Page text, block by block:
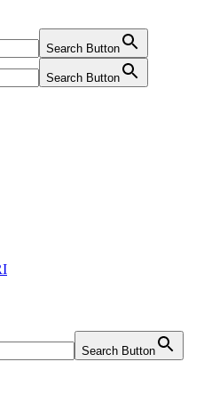
Search Button
Search Button
Search Button